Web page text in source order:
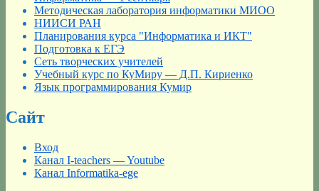
Методическая лаборатория информатики МИОО
НИИСИ РАН
Планирования курса "Информатика и ИКТ"
Подготовка к ЕГЭ
Сеть творческих учителей
Учебный курс по КуМиру — Д.П. Кириенко
Язык программирования Кумир
Сайт
Вход
Канал I-teachers — Youtube
Канал Informatika-ege